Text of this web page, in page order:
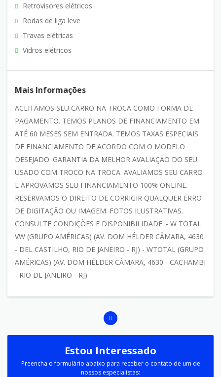
Retrovisores elétricos
Rodas de liga leve
Travas elétricas
Vidros elétricos
Mais Informações
ACEITAMOS SEU CARRO NA TROCA COMO FORMA DE
PAGAMENTO. TEMOS PLANOS DE FINANCIAMENTO EM
ATÉ 60 MESES SEM ENTRADA. TEMOS TAXAS ESPECIAIS
DE FINANCIAMENTO DE ACORDO COM O MODELO
DESEJADO. GARANTIA DA MELHOR AVALIAÇÃO DO SEU
USADO COM TROCO NA TROCA. AVALIAMOS SEU CARRO
E APROVAMOS SEU FINANCIAMENTO 100% ONLINE.
RESERVAMOS O DIREITO DE CORRIGIR QUALQUER ERRO
DE DIGITAÇÃO OU IMAGEM. FOTOS ILUSTRATIVAS.
CONSULTE CONDIÇÕES E DISPONIBILIDADE. - W TOTAL
VW (GRUPO AMÉRICAS) (AV. DOM HÉLDER CÂMARA, 4630
- DEL CASTILHO, RIO DE JANEIRO - RJ) - WTOTAL (GRUPO
AMÉRICAS) (AV. DOM HÉLDER CÂMARA, 4630 - CACHAMBI
- RIO DE JANEIRO - RJ)
Estou Interessado
Preencha o formulário abaixo para receber o contato de um de
nossos especialistas: